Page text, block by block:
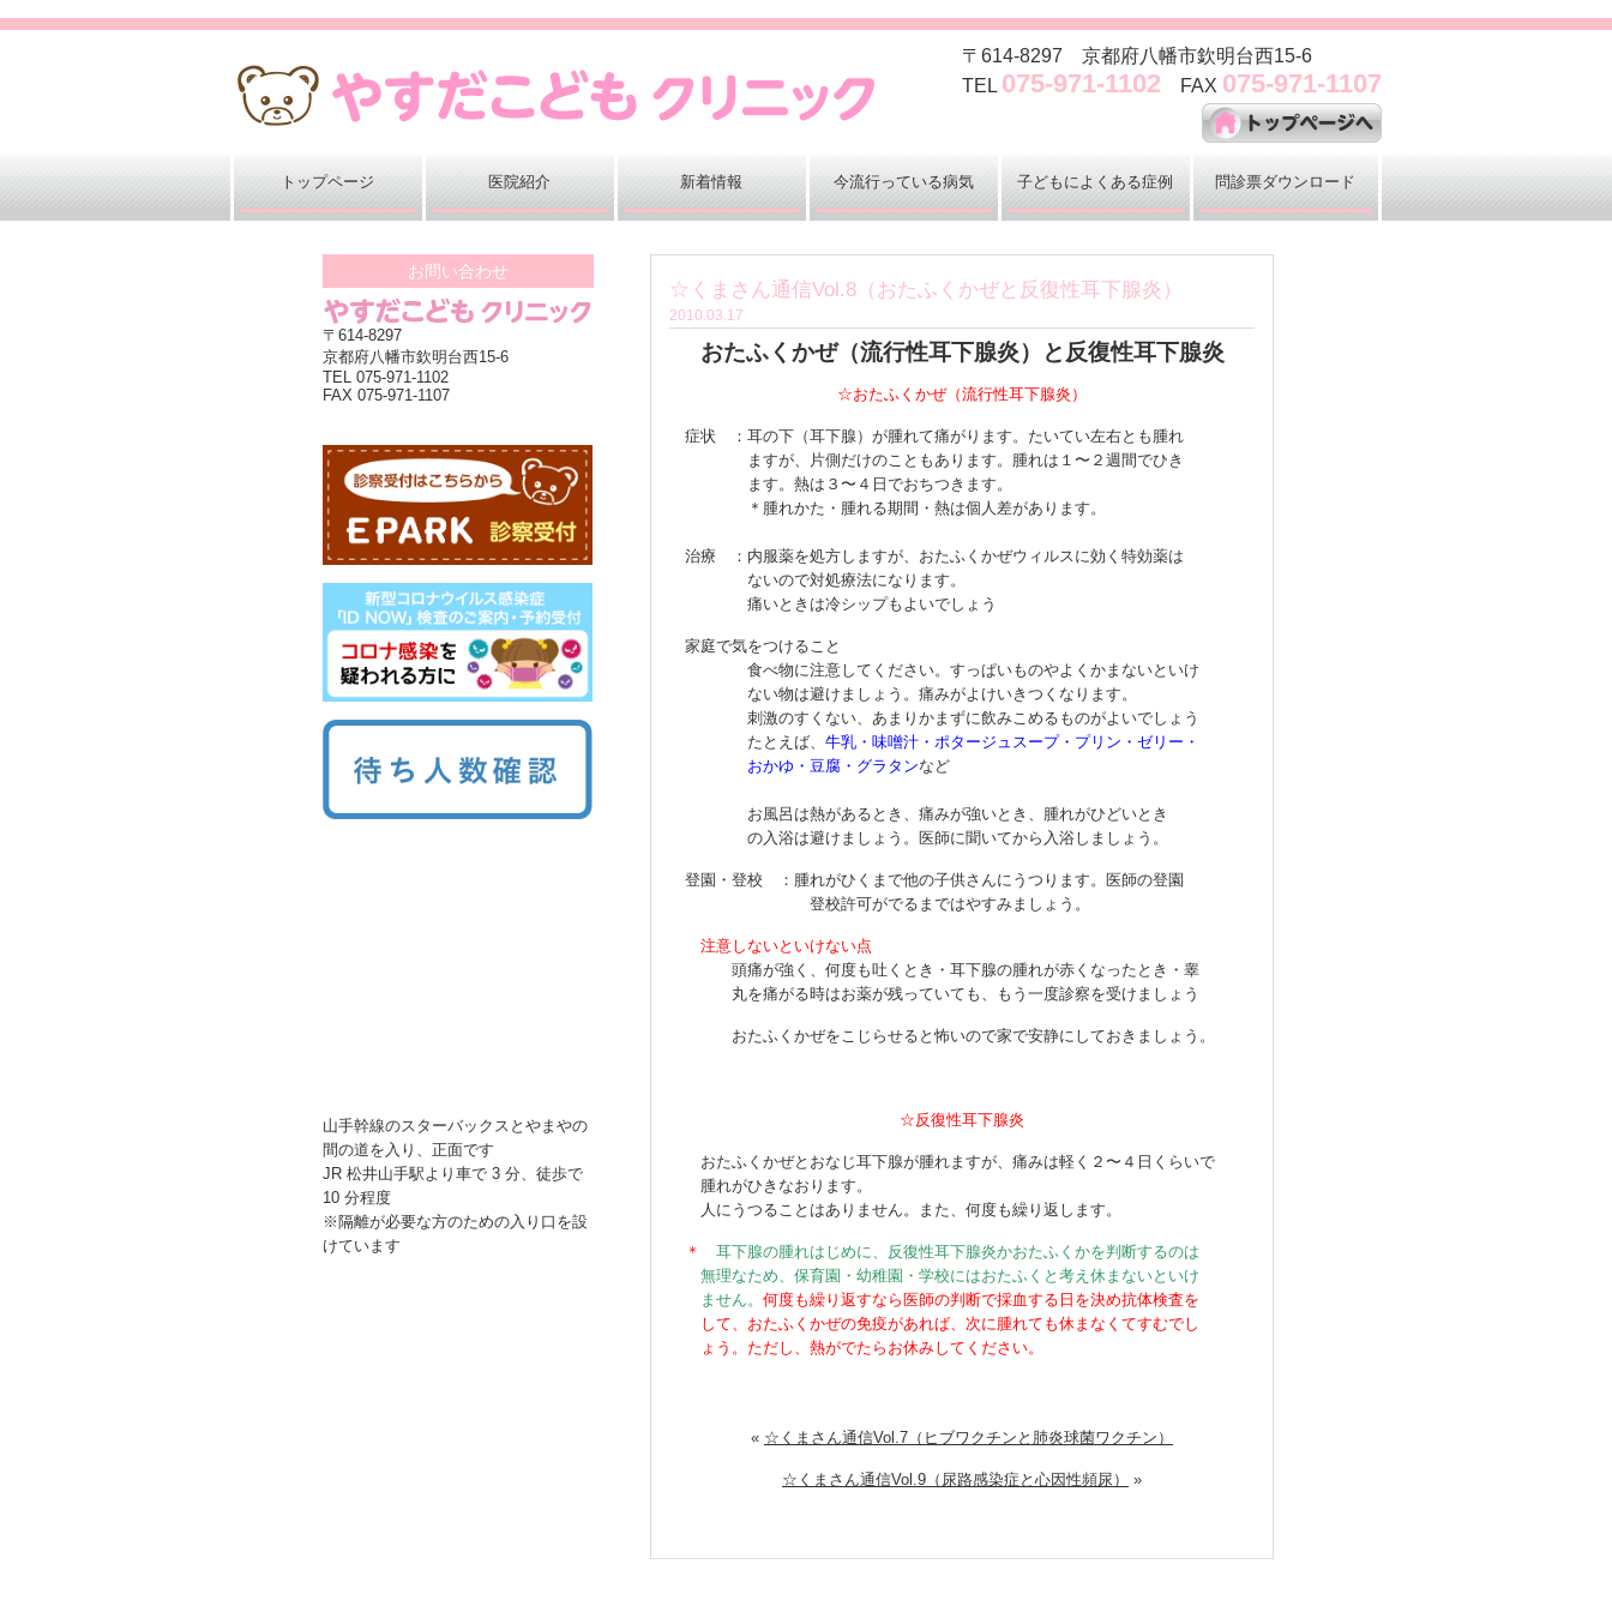
〒614-8297 京都府八幡市欽明台西15-6
TEL 075-971-1102 FAX 075-971-1107
トップページ 医院紹介 新着情報 今流行っている病気 子どもによくある症例 問診票ダウンロード
☆くまさん通信Vol.8（おたふくかぜと反復性耳下腺炎）
2010.03.17
おたふくかぜ（流行性耳下腺炎）と反復性耳下腺炎
☆おたふくかぜ（流行性耳下腺炎）
症状 ：耳の下（耳下腺）が腫れて痛がります。たいてい左右とも腫れ
ますが、片側だけのこともあります。腫れは１〜２週間でひき
ます。熱は３〜４日でおちつきます。
＊腫れかた・腫れる期間・熱は個人差があります。
治療 ：内服薬を処方しますが、おたふくかぜウィルスに効く特効薬は
ないので対処療法になります。
痛いときは冷シップもよいでしょう
家庭で気をつけること
食べ物に注意してください。すっぱいものやよくかまないといけ
ない物は避けましょう。痛みがよけいきつくなります。
刺激のすくない、あまりかまずに飲みこめるものがよいでしょう
たとえば、 牛乳・味噌汁・ポタージュスープ・プリン・ゼリー・
おかゆ・豆腐・グラタンなど
お風呂は熱があるとき、痛みが強いとき、腫れがひどいとき
の入浴は避けましょう。医師に聞いてから入浴しましょう。
登園・登校 ：腫れがひくまで他の子供さんにうつります。医師の登園
登校許可がでるまではやすみましょう。
注意しないといけない点
頭痛が強く、何度も吐くとき・耳下腺の腫れが赤くなったとき・睾
丸を痛がる時はお薬が残っていても、もう一度診察を受けましょう
おたふくかぜをこじらせると怖いので家で安静にしておきましょう。
☆反復性耳下腺炎
おたふくかぜとおなじ耳下腺が腫れますが、痛みは軽く２〜４日くらいで
腫れがひきなおります。
人にうつることはありません。また、何度も繰り返します。
＊
耳下腺の腫れはじめに、反復性耳下腺炎かおたふくかを判断するのは
無理なため、保育園・幼稚園・学校にはおたふくと考え休まないといけ
ません。 何度も繰り返すなら医師の判断で採血する日を決め抗体検査を
して、おたふくかぜの免疫があれば、次に腫れても休まなくてすむでし
ょう。ただし、熱がでたらお休みしてください。
« ☆くまさん通信Vol.7（ヒブワクチンと肺炎球菌ワクチン）
☆くまさん通信Vol.9（尿路感染症と心因性頻尿） »
お問い合わせ
〒614-8297
京都府八幡市欽明台西15-6
TEL 075-971-1102
FAX 075-971-1107
山手幹線のスターバックスとやまやの
間の道を入り、正面です
JR 松井山手駅より車で 3 分、徒歩で
10 分程度
※隔離が必要な方のための入り口を設
けています